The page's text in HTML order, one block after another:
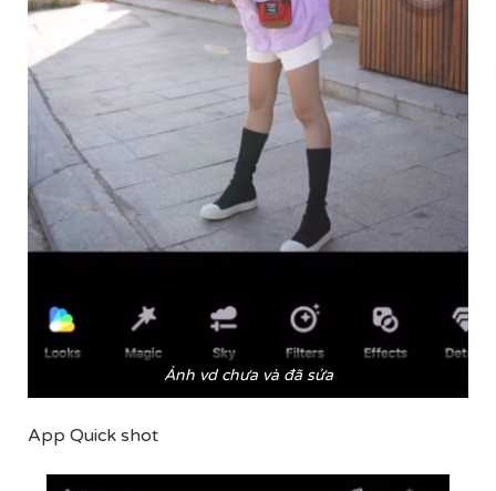
Ảnh vd chưa và đã sửa
App Quick shot